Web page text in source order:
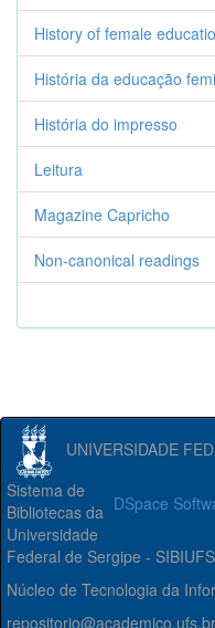
History of female
História da educação
História do impresso
Leitura
Magazine Capricho
Non-canonical readings
UNIVERSIDADE
DSpace
Sistema de
Bibliotecas da
Universidade
Federal de Sergipe - SIBIUFS
Núcleo de Tecnologia da
repositorio@academico.ufs.br